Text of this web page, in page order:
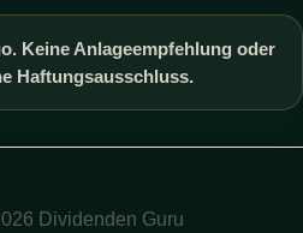
Keine Anlageempfehlung oder
Haftungsausschluss.
Dividenden Guru